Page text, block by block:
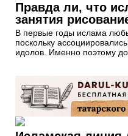
Правда ли, что
занятия
В первые годы ислама
поскольку
идолов. Именно поэтому